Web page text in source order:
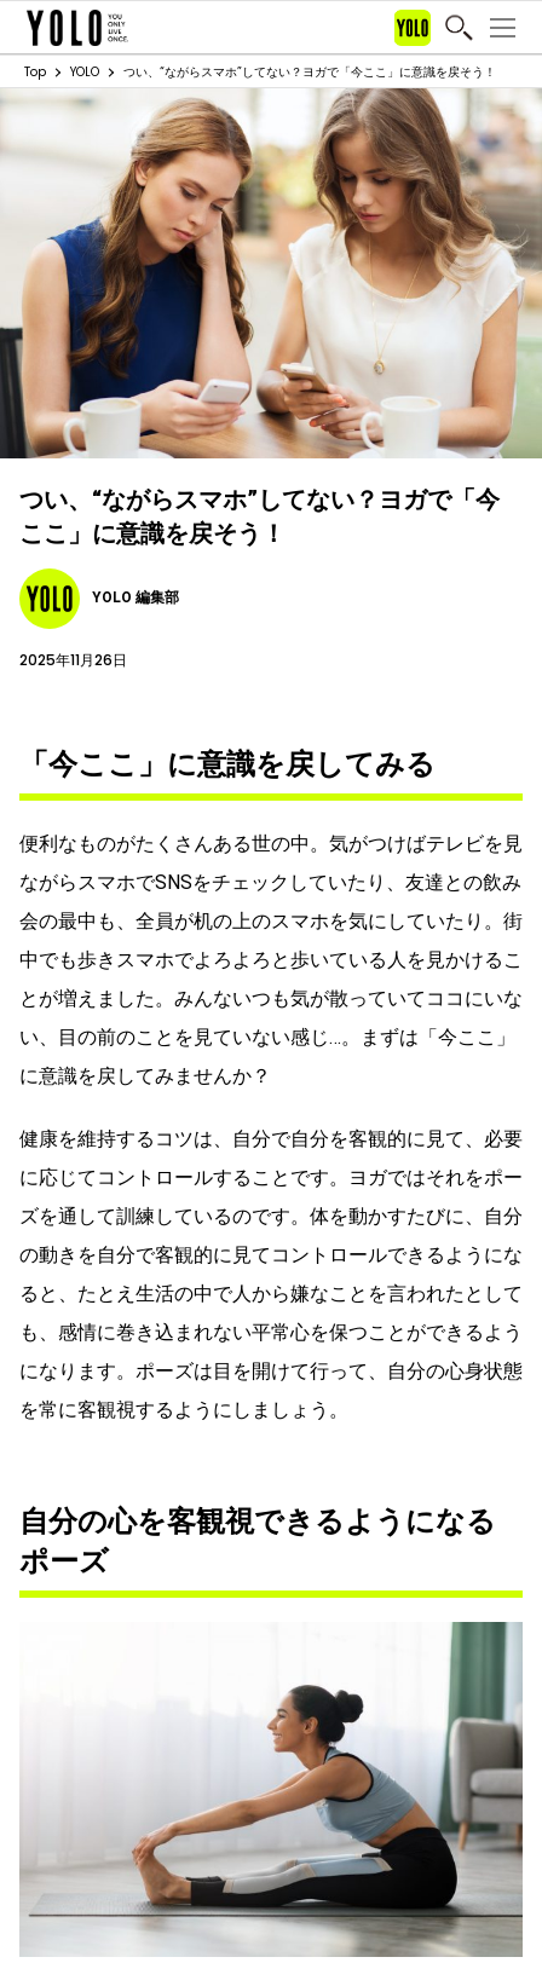
Top YOLO つい、“ながらスマホ”してない？ヨガで「今ここ」に意識を戻そう！
つい、“ながらスマホ”してない？ヨガで「今
ここ」に意識を戻そう！
YOLO 編集部
2025年11月26日
「今ここ」に意識を戻してみる
便利なものがたくさんある世の中。気がつけばテレビを見
ながらスマホでSNSをチェックしていたり、友達との飲み
会の最中も、全員が机の上のスマホを気にしていたり。街
中でも歩きスマホでよろよろと歩いている人を見かけるこ
とが増えました。みんないつも気が散っていてココにいな
い、目の前のことを見ていない感じ…。まずは「今ここ」
に意識を戻してみませんか？
健康を維持するコツは、自分で自分を客観的に見て、必要
に応じてコントロールすることです。ヨガではそれをポー
ズを通して訓練しているのです。体を動かすたびに、自分
の動きを自分で客観的に見てコントロールできるようにな
ると、たとえ生活の中で人から嫌なことを言われたとして
も、感情に巻き込まれない平常心を保つことができるよう
になります。ポーズは目を開けて行って、自分の心身状態
を常に客観視するようにしましょう。
自分の心を客観視できるようになる
ポーズ